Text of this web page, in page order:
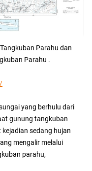
Parahu dan
Parahu .
yang berhulu dari
gunung tangkuban
sedang hujan
mengalir melalui
parahu,